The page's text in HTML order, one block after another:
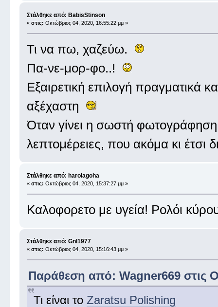
Στάλθηκε από: BabisStinson
« στις: Οκτώβριος 04, 2020, 16:55:22 μμ »
Τι να πω, χαζεύω.
Πα-νε-μορ-φο..!
Εξαιρετική επιλογή πραγματικά
αξέχαστη
Όταν γίνει η σωστή
λεπτομέρειες, που ακόμα κι έτσι
Στάλθηκε από: harolagoha
« στις: Οκτώβριος 04, 2020, 15:37:27 μμ »
Καλοφορετο με υγεία! Ρολόι
Στάλθηκε από: Gnl1977
« στις: Οκτώβριος 04, 2020, 15:16:43 μμ »
Παράθεση από: Wagner669 στις
Τι είναι το Zaratsu Polishing